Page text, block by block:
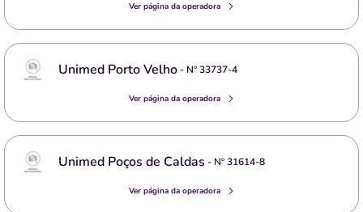
Ver página da operadora
Unimed Porto Velho- Nº33737-4
Ver página da operadora
Unimed Poços de Caldas - Nº31614-8
Ver página da operadora